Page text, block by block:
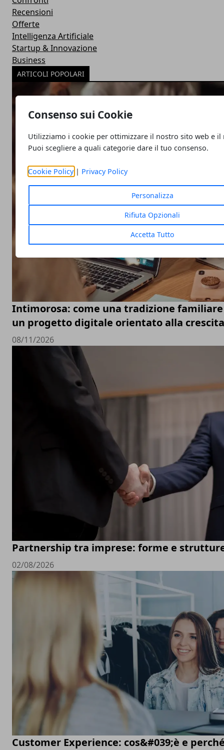
Consenso sui Cookie
Utilizziamo i cookie per ottimizzare il nostro sito web e il
Puoi scegliere a quali categorie dare il tuo consenso.
Cookie Policy| Privacy Policy
Personalizza
Rifiuta Opzionali
Accetta Tutto
Recensioni
Offerte
Intelligenza Artificiale
Startup & Innovazione
Business
ARTICOLI POPOLARI
Intimorosa: come una tradizione
un progetto digitale orientato alla
08/11/2026
Partnership tra imprese: forme e
02/08/2026
Customer Experience: cos&#039;è e